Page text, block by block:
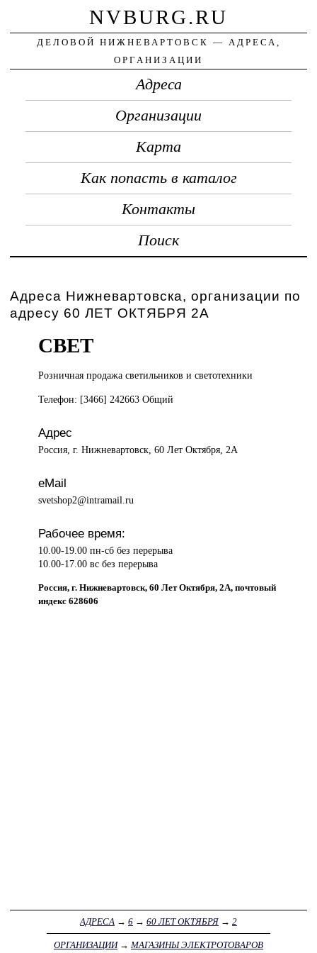
NVBURG.RU
ДЕЛОВОЙ НИЖНЕВАРТОВСК — АДРЕСА,
ОРГАНИЗАЦИИ
Адреса
Организации
Карта
Как попасть в каталог
Контакты
Поиск
Адреса Нижневартовска, организации по
адресу 60 ЛЕТ ОКТЯБРЯ 2А
СВЕТ
Розничная продажасветильников и светотехники
Телефон: [3466] 242663 Общий
Адрес
Россия, г. Нижневартовск, 60 Лет Октября, 2А
eMail
svetshop2@intramail.ru
Рабочее время:
10.00-19.00 пн-сб без перерыва
10.00-17.00 вс без перерыва
Россия, г. Нижневартовск, 60 Лет Октября, 2А, почтовый
индекс 628606
АДРЕСА → 6 → 60 ЛЕТ ОКТЯБРЯ → 2
ОРГАНИЗАЦИИ→ МАГАЗИНЫ ЭЛЕКТРОТОВАРОВ